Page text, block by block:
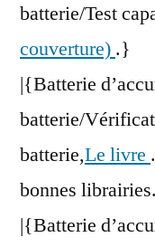
batterie/Test
couverture) .}
|{Batterie
batterie/
batterie,Le livre
bonnes
|{Batterie